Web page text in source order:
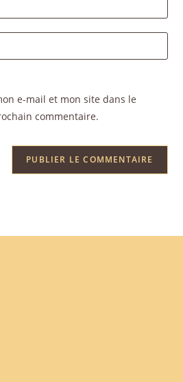
e-mail et mon site dans le
commentaire.